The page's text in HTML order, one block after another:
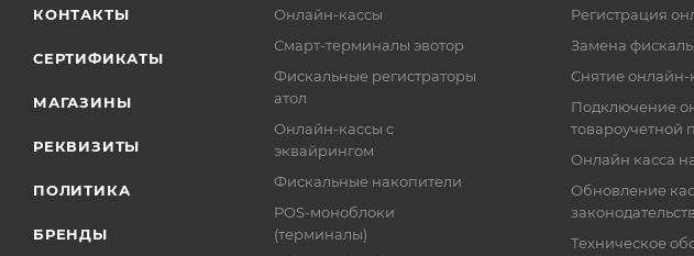
КОНТАКТЫ
СЕРТИФИКАТЫ
МАГАЗИНЫ
РЕКВИЗИТЫ
ПОЛИТИКА
БРЕНДЫ
Онлайн-кассы
Смарт-терминалы эвотор
Фискальные регистраторы
атол
Онлайн-кассы с
эквайрингом
Фискальные накопители
POS-моноблоки
(терминалы)
Регистрация
Замена
Снятие онлайн-
Подключение
товароучетной
Онлайн касса
Обновление
Техническое